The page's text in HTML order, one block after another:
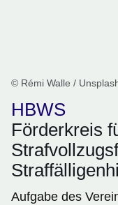
© Rémi Walle /
HBWS
Förderkreis
Aufgabe des